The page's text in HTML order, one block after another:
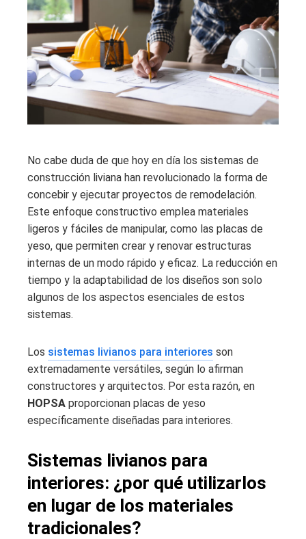
No cabe duda de que hoy en día los sistemas de
construcción liviana han revolucionado la forma de
concebir y ejecutar proyectos de remodelación.
Este enfoque constructivo emplea materiales
ligeros y fáciles de manipular, como las placas de
yeso, que permiten crear y renovar estructuras
internas de un modo rápido y eficaz. La reducción en
tiempo y la adaptabilidad de los diseños son solo
algunos de los aspectos esenciales de estos
sistemas.
Los sistemas livianos para interiores son
extremadamente versátiles, según lo afirman
constructores y arquitectos. Por esta razón, en
HOPSA proporcionan placas de yeso
específicamente diseñadas para interiores.
Sistemas livianos para
interiores: ¿por qué utilizarlos
en lugar de los materiales
tradicionales?